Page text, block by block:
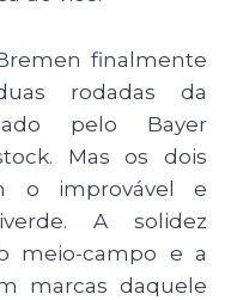
finalmente
rodadas da
pelo Bayer
Mas os dois
o improvável e
A solidez
meio-campo e a
marcas daquele